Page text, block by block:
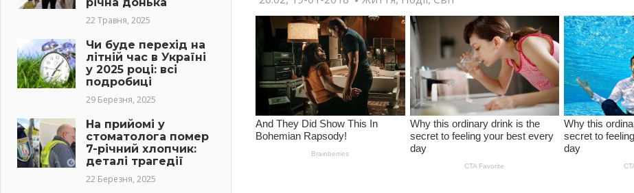
22 Травня, 2025
Чи буде перехід на
літній час в Україні
у 2025 році: всі
подробиці
29 Березня, 2025
На прийомі у
стоматолога помер
7-річний хлопчик:
деталі трагедії
22 Березня, 2025